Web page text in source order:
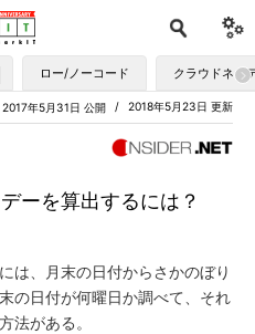
ロー/ノーコード クラウドネイ
2018年5月23日 更新
2017年5月31日 公開
ーを算出するには？
は、月末の日付からさかのぼり
の日付が何曜日か調べて、それ
法がある。